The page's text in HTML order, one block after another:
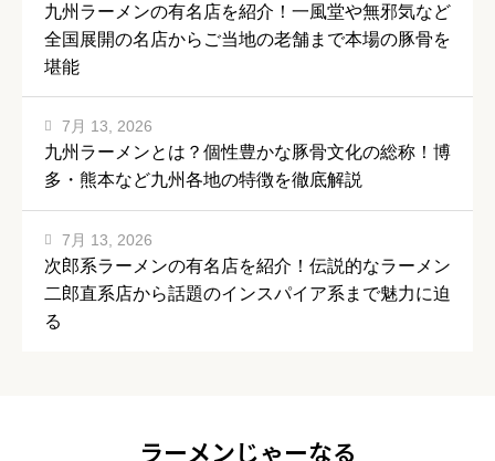
九州ラーメンの有名店を紹介！一風堂や無邪気など
全国展開の名店からご当地の老舗まで本場の豚骨を
堪能
九州ラーメンとは？個性豊かな豚骨文化の総称！博
多・熊本など九州各地の特徴を徹底解説
7月 13, 2026
次郎系ラーメンの有名店を紹介！伝説的なラーメン
二郎直系店から話題のインスパイア系まで魅力に迫
る
7月 13, 2026
ラーメンじゃーなる